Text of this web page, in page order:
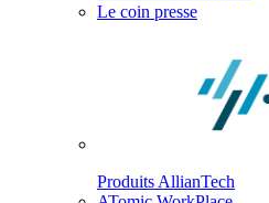
Le coin presse
Produits AllianTech